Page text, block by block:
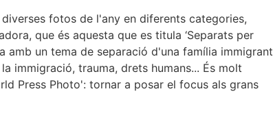
fotos de l'any en diferents categories,
que és aquesta que es titula ‘Separats per
amb un tema de separació d'una família immigrant
immigració, trauma, drets humans... És molt
Press Photo': tornar a posar el focus als grans